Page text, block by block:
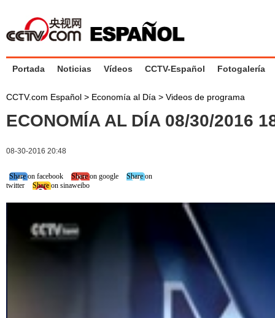
Portada Noticias Vídeos CCTV-Español Fotogalería
CCTV.com Español > Economía al Día > Videos de programa
ECONOMÍA AL DÍA 08/30/2016
08-30-2016 20:48
Share on facebook Share on google
Share on
twitter
Share on sinaweibo